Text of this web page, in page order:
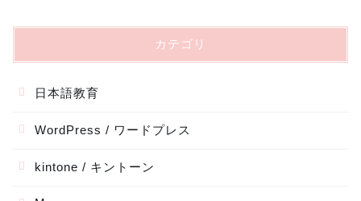
カテゴリ
日本語教育
WordPress / ワードプレス
kintone / キントーン